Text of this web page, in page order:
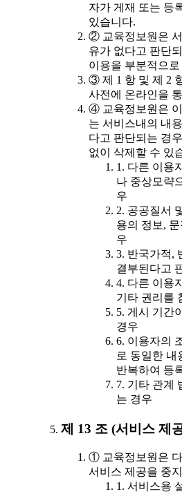
자가 게재 또는 등
있습니다.
② 교육정보원은
유가 없다고 판단
이용을 부분적으
③ 제 1 항 및 제 2
사전에 온라인을
④ 교육정보원은
는 서비스내의 내
다고 판단되는 경
없이 삭제할 수 있
1. 다른 이용
나 중상모략
우
2. 공공질서
용의 정보,
우
3. 반국가적,
결부된다고
4. 다른 이용
기타 권리를
5. 게시 기간
경우
6. 이용자의
로 동일한 내
반복하여 등
7. 기타 관계
는 경우
제 13 조 (서비스 제
① 교육정보원은
서비스 제공을 중
1. 서비스용